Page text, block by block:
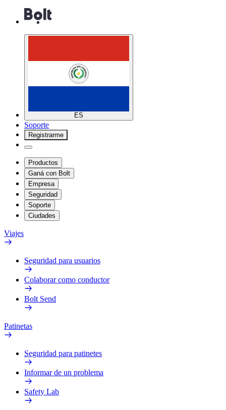
ES
Soporte
Registrarme
Productos
Ganá con Bolt
Empresa
Seguridad
Soporte
Ciudades
Viajes
Seguridad para usuarios
Colaborar como conductor
Bolt Send
Patinetas
Seguridad para patinetes
Informar de un problema
Safety Lab